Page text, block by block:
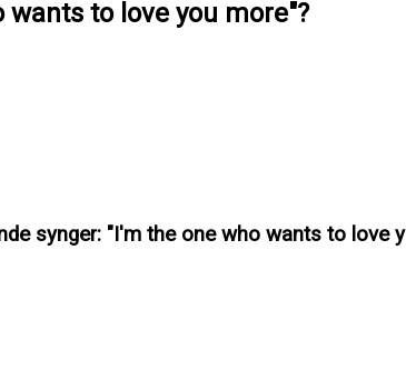
to love you more"?
synger: "I'm the one who wants to love